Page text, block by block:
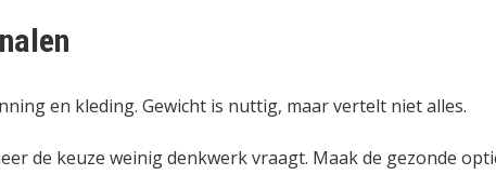
en kleding. Gewicht is nuttig, maar vertelt niet alles.
de keuze weinig denkwerk vraagt. Maak de gezonde